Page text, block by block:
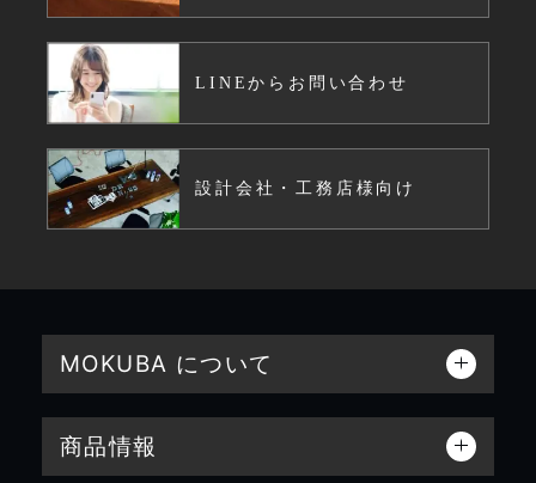
LINEからお問い合わせ
設計会社・工務店様向け
MOKUBA について
商品情報